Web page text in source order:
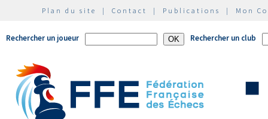
Plan du site | Contact | Publications | Mon
Rechercher un joueur Rechercher un club